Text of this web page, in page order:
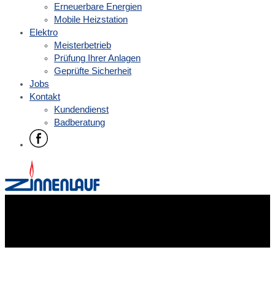
Erneuerbare Energien
Mobile Heizstation
Elektro
Meisterbetrieb
Prüfung Ihrer Anlagen
Geprüfte Sicherheit
Jobs
Kontakt
Kundendienst
Badberatung